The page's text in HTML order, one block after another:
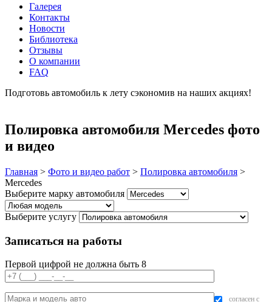
Галерея
Контакты
Новости
Библиотека
Отзывы
О компании
FAQ
Подготовь автомобиль к лету сэкономив на наших акциях!
Полировка автомобиля Mercedes фото
и видео
Главная > Фото и видео работ > Полировка автомобиля >
Mercedes
Выберите марку автомобиля
Выберите услугу
Записаться на работы
Первой цифрой не должна быть 8
согласен с